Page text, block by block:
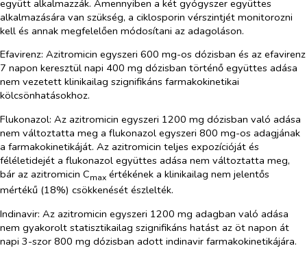
együtt alkalmazzák. Amennyiben a két gyógyszer együttes
alkalmazására van szükség, a ciklosporin vérszintjét monitorozni
kell és annak megfelelően módosítani az adagoláson.
Efavirenz: Azitromicin egyszeri 600 mg-os dózisban és az efavirenz
7 napon keresztül napi 400 mg dózisban történő együttes adása
nem vezetett klinikailag szignifikáns farmakokinetikai
kölcsönhatásokhoz.
Flukonazol: Az azitromicin egyszeri 1200 mg dózisban való adása
nem változtatta meg a flukonazol egyszeri 800 mg-os adagjának
a farmakokinetikáját. Az azitromicin teljes expozícióját és
féléletidejét a flukonazol együttes adása nem változtatta meg,
bár az azitromicin Cmax értékének a klinikailag nem jelentős
mértékű (18%) csökkenését észlelték.
Indinavir: Az azitromicin egyszeri 1200 mg adagban való adása
nem gyakorolt statisztikailag szignifikáns hatást az öt napon át
napi 3-szor 800 mg dózisban adott indinavir farmakokinetikájára.